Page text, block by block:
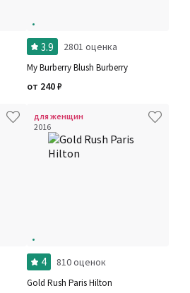
3.9 2801 оценка
My Burberry Blush Burberry
от 240₽
для женщин
2016
4 810 оценок
Gold Rush Paris Hilton